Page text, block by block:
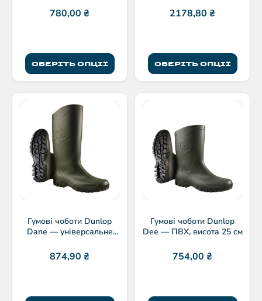
галоші з ПВХ
780,00 ₴
ОБЕРІТЬ ОПЦІЇ
2178,80 ₴
ОБЕРІТЬ ОПЦІЇ
Гумові чоботи Dunlop
Dane — універсальне
874,90 ₴
Гумові чоботи Dunlop
Dee — ПВХ, висота 25 см
754,00 ₴